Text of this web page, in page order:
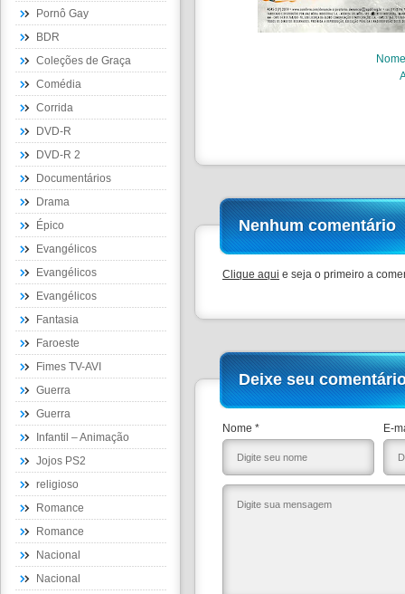
Pornô Gay
BDR
Coleções de Graça
Comédia
Corrida
DVD-R
DVD-R 2
Documentários
Drama
Épico
Evangélicos
Evangélicos
Evangélicos
Fantasia
Faroeste
Fimes TV-AVI
Guerra
Guerra
Infantil – Animação
Jojos PS2
religioso
Romance
Romance
Nacional
Nacional
Nome
Nenhum comentário
Clique aqui e seja o primeiro a
Deixe seu
Nome * E-